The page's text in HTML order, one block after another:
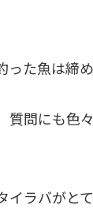
た魚は締
問にも色
ラバがと